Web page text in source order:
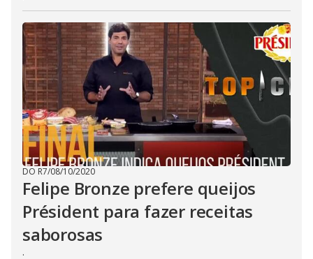
DO R7/08/10/2020
Felipe Bronze prefere queijos
Président para fazer receitas
saborosas
.